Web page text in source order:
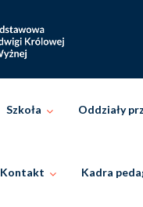
Szkoła Oddziały
Kontakt Kadra